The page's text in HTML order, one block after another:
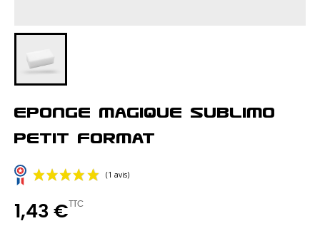
Eponge Magique Sublimo
Petit Format
1,43 € TTC